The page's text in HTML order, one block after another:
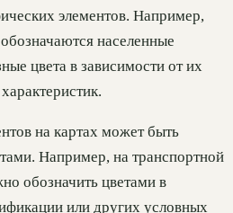
элементов. Например,
населенные
цвета в зависимости от их
на картах может быть
Например, на транспортной
обозначить цветами в
или других условных